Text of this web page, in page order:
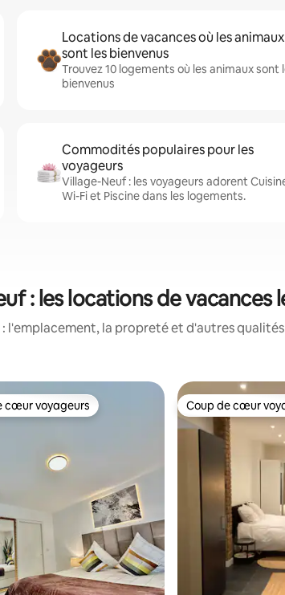
Locations de vacances où les animaux
sont les bienvenus
Trouvez 10 logements où les animaux sont
bienvenus
Commodités populaires pour les
voyageurs
Village-Neuf : les voyageurs adorent
Wi-Fi et Piscine dans les logements.
: les locations de vacances
: l'emplacement, la propreté et d'autres
5, 78 commentaires
voyageurs parmi les plus aimés
cœur voyageurs Coup de cœur
Coup de cœur